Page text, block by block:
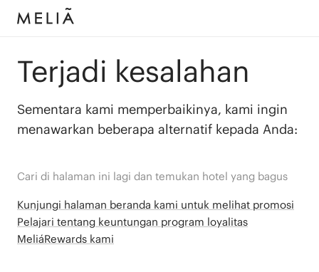
Terjadi kesalahan
Sementara kami memperbaikinya, kami ingin
menawarkan beberapa alternatif kepada Anda:
Cari di halaman ini lagi dan temukan hotel yang bagus
Kunjungi halaman beranda kami untuk melihat promosi
Pelajari tentang keuntungan program loyalitas
MeliáRewards kami